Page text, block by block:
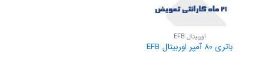
اوربیتال EFB
باتری 80 آمپر اوربیتال EFB